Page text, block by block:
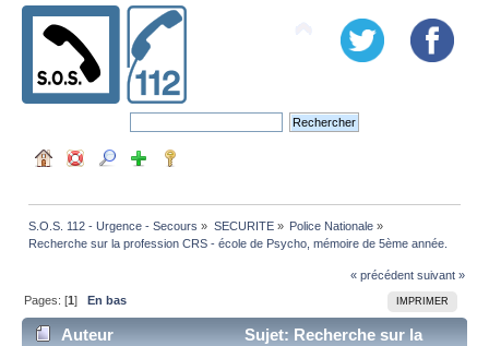
S.O.S. 112 - Urgence - Secours » SECURITE» Police Nationale»
Recherche sur la profession CRS - école de Psycho, mémoire de 5ème année.
« précédent suivant »
IMPRIMER
Pages: [1]En bas
Auteur
Sujet: Recherche sur la